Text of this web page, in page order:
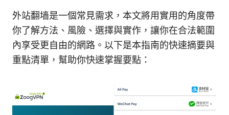
外站翻墙是一個常見需求，本文將用實用的角度帶
你了解方法、風險、選擇與實作，讓你在合法範圍
內享受更自由的網路。以下是本指南的快速摘要與
重點清單，幫助你快速掌握要點：